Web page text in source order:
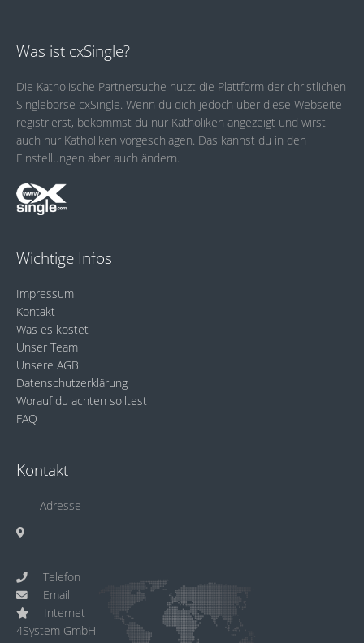
Was ist cxSingle?
Die Katholische Partnersuche nutzt die Plattform der christlichen
Singlebörse cxSingle. Wenn du dich jedoch über diese Webseite
registrierst, bekommst du nur Katholiken angezeigt und wirst
auch nur Katholiken vorgeschlagen. Das kannst du in den
Einstellungen aber auch ändern.
Wichtige Infos
Impressum
Kontakt
Was es kostet
Unser Team
Unsere AGB
Datenschutzerklärung
Worauf du achten solltest
FAQ
Kontakt
Adresse
Telefon
Email
Internet
4System GmbH